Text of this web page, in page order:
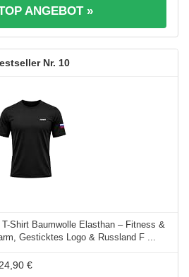
ANGEBOT »
10
Shirt Baumwolle Elasthan – Fitness &
Gesticktes Logo & Russland F ...
24,90 €